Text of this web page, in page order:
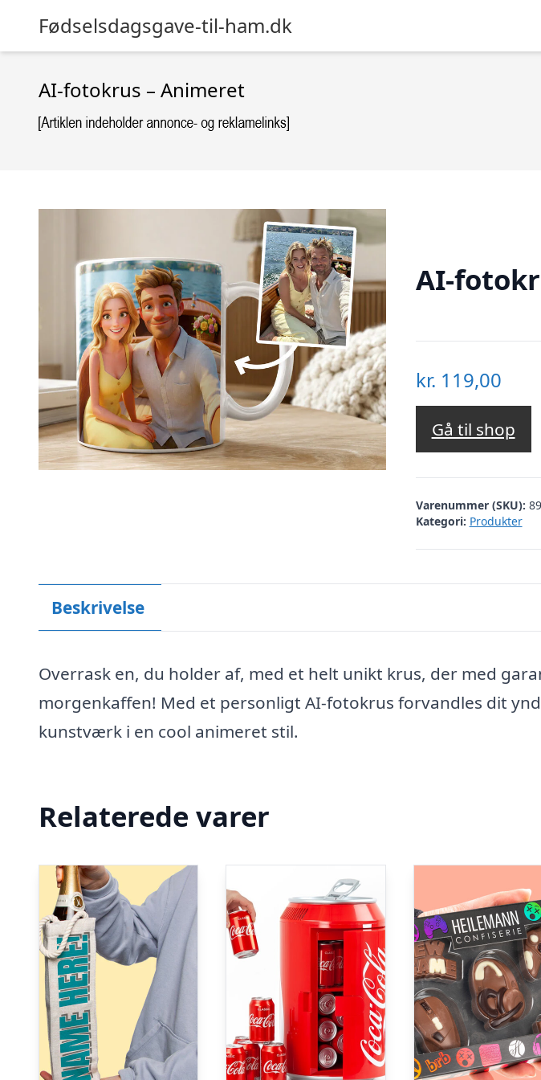
Fødselsdagsgave-til-ham.dk
AI-fotokrus – Animeret
AI-
kr. 119,00
Gå til shop
Varenummer (SKU):
Kategori: Produkter
Beskrivelse
Overrask en, du holder af, med et helt unikt krus, der med
morgenkaffen! Med et personligt AI-fotokrus forvandles dit
kunstværk i en cool animeret stil.
Relaterede varer